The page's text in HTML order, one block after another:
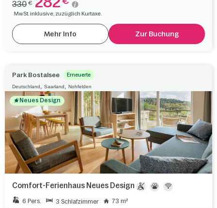
330 €
MwSt. inklusive, zuzüglich Kurtaxe.
Mehr Info Zur Buchung
Park Bostalsee Erneuerte
Deutschland Saarland Nohfelden
Neues Design
Comfort-Ferienhaus Neues Design
6 Pers. 3 Schlafzimmer 73 m²